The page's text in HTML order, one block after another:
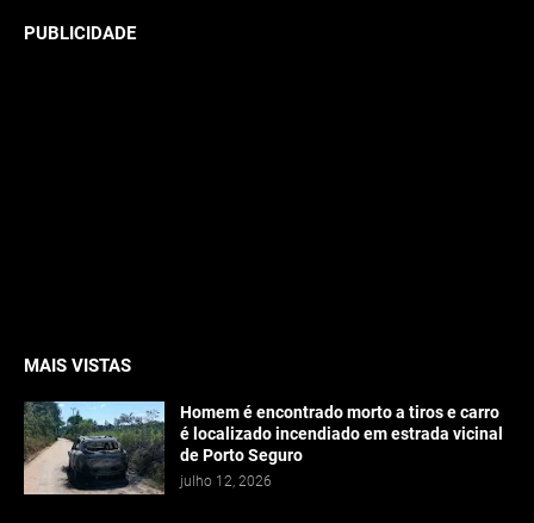
PUBLICIDADE
MAIS VISTAS
Homem é encontrado morto a tiros e carro
é localizado incendiado em estrada vicinal
de Porto Seguro
julho 12, 2026